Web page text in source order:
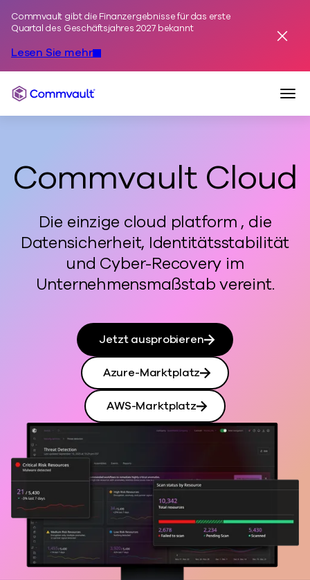
Zum Inhalt springen
Commvault gibt die Finanzergebnisse für das erste
Quartal des Geschäftsjahres 2027 bekannt
Lesen Sie mehr
Alarm
Commvault
Commvault Cloud
Die einzige cloud platform , die
Datensicherheit, Identitätsstabilität
und Cyber-Recovery im
Unternehmensmaßstab vereint.
Jetzt ausprobieren
Azure-Marktplatz
AWS-Marktplatz